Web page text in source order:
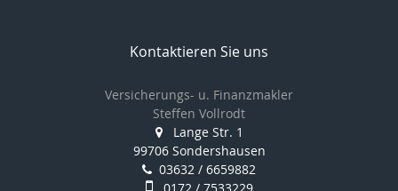
Kontaktieren Sie uns
Versicherungs- u. Finanzmakler
Steffen Vollrodt
Lange Str. 1
99706 Sondershausen
03632 / 6659882